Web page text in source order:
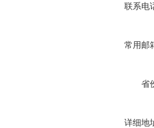
联系电
常用邮
省
详细地